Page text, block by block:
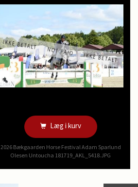
Læg i kurv
2026 Bækgaarden Horse Festival Adam Sparlund
Olesen Untoucha 181719_AKL_5418.JPG